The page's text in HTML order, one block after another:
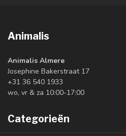
Animalis
Animalis Almere
Josephine Bakerstraat 17
+31 36 540 1933
wo, vr & za 10:00-17:00
Categorieën